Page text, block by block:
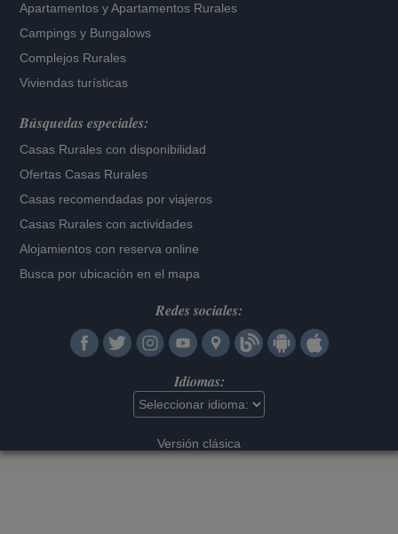
Apartamentos yApartamentos Rurales
Campings y Bungalows
Complejos Rurales
Viviendas turísticas
Búsquedas especiales:
Casas Rurales con disponibilidad
Ofertas Casas Rurales
Casas recomendadas por viajeros
Casas Rurales con actividades
Alojamientos con reserva online
Busca por ubicación en el mapa
Redes sociales:
Idiomas:
Versión clásica